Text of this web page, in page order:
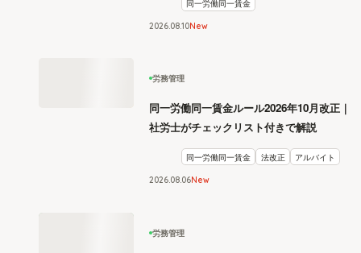
同一労働同一賃金
2026.0810New
労務管理
同一労働同一賃金ルール2026年10月改正｜
社労士がチェックリスト付きで解説
同一労働同一賃金 法改正 アルバイト
2026.08 06New
労務管理